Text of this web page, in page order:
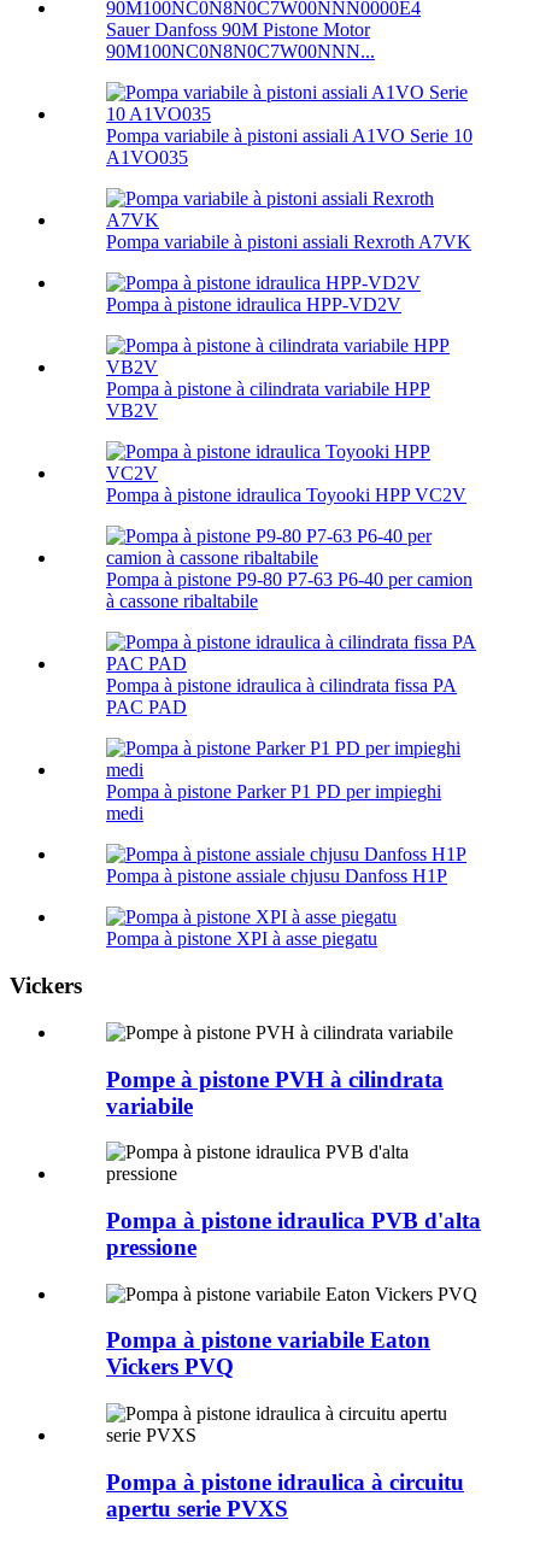
Sauer Danfoss 90M Pistone Motor
90M100NC0N8N0C7W00NNN...
Pompa variabile à pistoni assiali A1VO Serie 10
A1VO035
Pompa variabile à pistoni assiali Rexroth A7VK
Pompa à pistone idraulica HPP-VD2V
Pompa à pistone à cilindrata variabile HPP
VB2V
Pompa à pistone idraulica Toyooki HPP VC2V
Pompa à pistone P9-80 P7-63 P6-40 per camion
à cassone ribaltabile
Pompa à pistone idraulica à cilindrata fissa PA
PAC PAD
Pompa à pistone Parker P1 PD per impieghi
medi
Pompa à pistone assiale chjusu Danfoss H1P
Pompa à pistone XPI à asse piegatu
Vickers
Pompe à pistone PVH à cilindrata
variabile
Pompa à pistone idraulica PVB d'alta
pressione
Pompa à pistone variabile Eaton
Vickers PVQ
Pompa à pistone idraulica à circuitu
apertu serie PVXS